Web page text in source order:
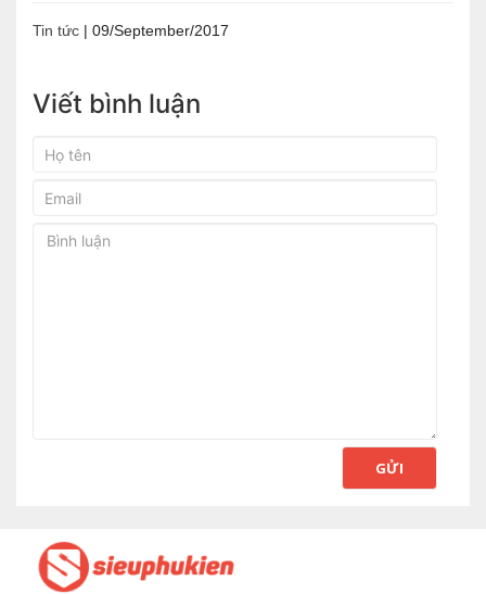
Tin tức | 09/September/2017
Viết bình luận
GỬI